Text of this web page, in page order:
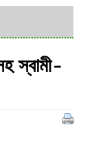
স্বামী-